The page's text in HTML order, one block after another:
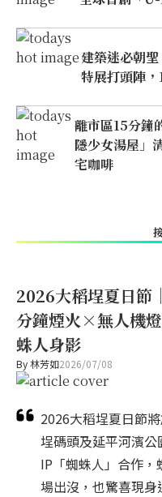
建築迷必朝
特展打頭陣
離市區15分鐘
隱少女湯屋」
宅咖啡
2026大稻埕夏日節
分鐘煙火×無人機
蛛人身影
By林芳如2026/07/08
2026大稻埕夏日節
埕碼頭及延平河濱
IP「蜘蛛人」合作
場出沒，也驚喜現